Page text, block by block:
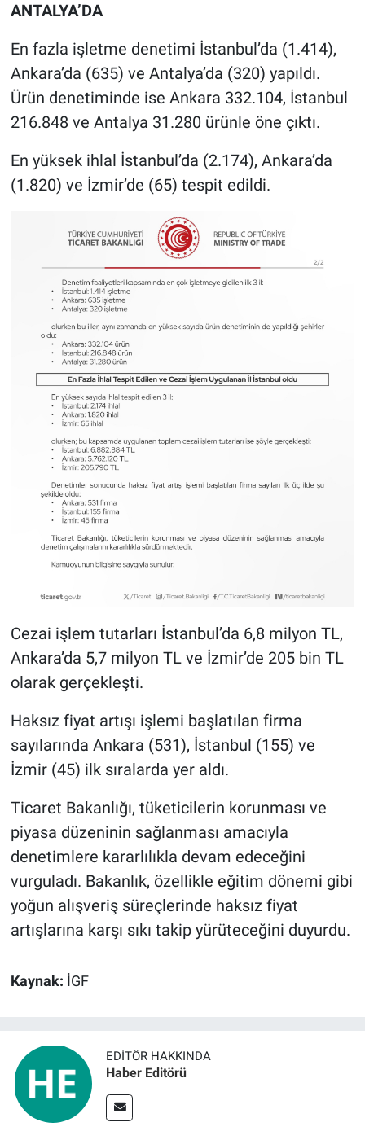
ANTALYA’DA
En fazla işletme denetimi İstanbul’da (1.414),
Ankara’da (635) ve Antalya’da (320) yapıldı.
Ürün denetiminde ise Ankara 332.104, İstanbul
216.848 ve Antalya 31.280 ürünle öne çıktı.
En yüksek ihlal İstanbul’da (2.174), Ankara’da
(1.820) ve İzmir’de (65) tespit edildi.
Cezai işlem tutarları İstanbul’da 6,8 milyon TL,
Ankara’da 5,7 milyon TL ve İzmir’de 205 bin TL
olarak gerçekleşti.
Haksız fiyat artışı işlemi başlatılan firma
sayılarında Ankara (531), İstanbul (155) ve
İzmir (45) ilk sıralarda yer aldı.
Ticaret Bakanlığı, tüketicilerin korunması ve
piyasa düzeninin sağlanması amacıyla
denetimlere kararlılıkla devam edeceğini
vurguladı. Bakanlık, özellikle eğitim dönemi gibi
yoğun alışveriş süreçlerinde haksız fiyat
artışlarına karşı sıkı takip yürüteceğini duyurdu.
Kaynak: İGF
EDITÖR HAKKINDA
Haber Editörü